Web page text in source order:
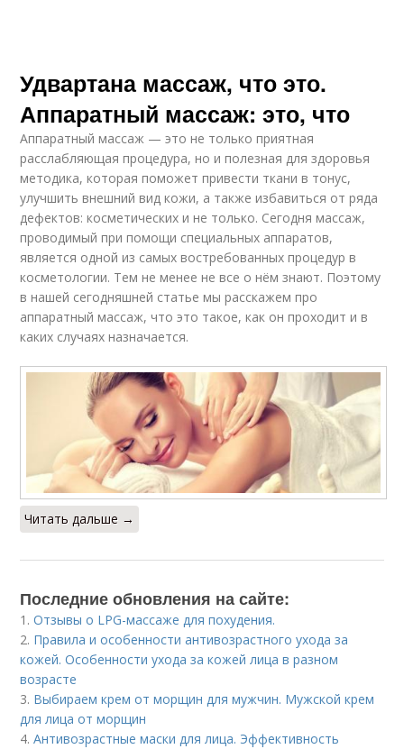
Удвартана массаж, что это.
Аппаратный массаж: это, что
Аппаратный массаж — это не только приятная
расслабляющая процедура, но и полезная для здоровья
методика, которая поможет привести ткани в тонус,
улучшить внешний вид кожи, а также избавиться от ряда
дефектов: косметических и не только. Сегодня массаж,
проводимый при помощи специальных аппаратов,
является одной из самых востребованных процедур в
косметологии. Тем не менее не все о нём знают. Поэтому
в нашей сегодняшней статье мы расскажем про
аппаратный массаж, что это такое, как он проходит и в
каких случаях назначается.
Читать дальше →
Последние обновления на сайте:
1.Отзывы о LPG-массаже для похудения.
2. Правила и особенности антивозрастного ухода за
кожей. Особенности ухода за кожей лица в разном
возрасте
3. Выбираем крем от морщин для мужчин. Мужской крем
для лица от морщин
4.Антивозрастные маски для лица. Эффективность